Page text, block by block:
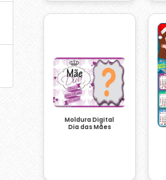
Moldura Digital
Dia das Mães